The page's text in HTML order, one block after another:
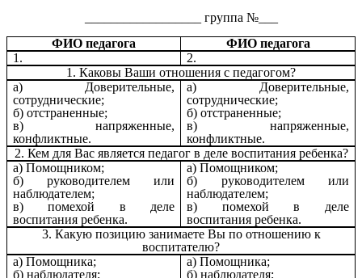
__________________ группа №___
ФИО педагога
ФИО педагога
1.
2.
1. Каковы Ваши отношения с педагогом?
а) Доверительные,
сотруднические;
б) отстраненные;
в) напряженные,
конфликтные.
а) Доверительные,
сотруднические;
б) отстраненные;
в) напряженные,
конфликтные.
2. Кем для Вас является педагог в деле воспитания ребенка?
а) Помощником;
б) руководителем или
наблюдателем;
в) помехой в деле
воспитания ребенка.
а) Помощником;
б) руководителем или
наблюдателем;
в) помехой в деле
воспитания ребенка.
3. Какую позицию занимаете Вы по отношению к
воспитателю?
а) Помощника;
б) наблюдателя;
а) Помощника;
б) наблюдателя;